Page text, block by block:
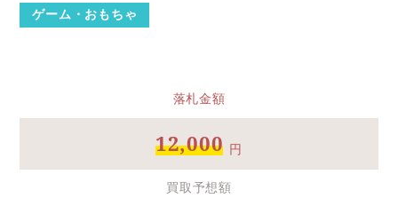
ゲーム・おもちゃ
落札金額
12,000 円
買取予想額